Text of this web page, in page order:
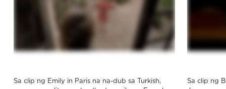
Sa clip ng Emily in Paris na na-dub sa Turkish,
Sa clip ng